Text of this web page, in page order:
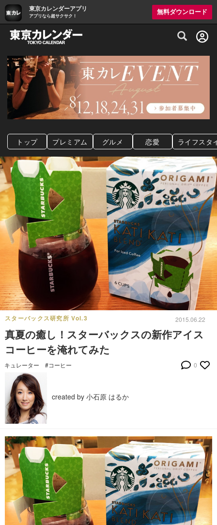
東京カレンダーアプリ
アプリなら超サクサク！
無料ダウンロード
グルメ情報・プレミアムレストラン予約
トップ プレミアム グルメ 恋愛 ライフスタ
スターバックス研究所 Vol.3 2015.06.22
真夏の癒し！スターバックスの新作アイス
コーヒーを淹れてみた
キュレーター #コーヒー 0
created by 小石原 はるか